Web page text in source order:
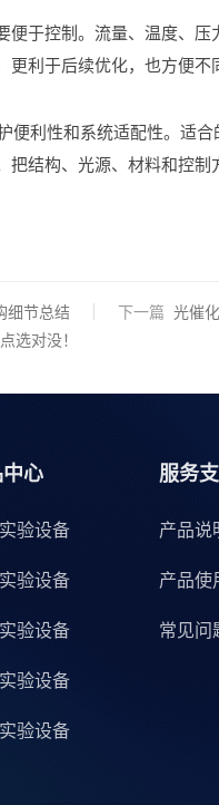
便于控制。流量、温度、
利于后续优化，也方便不
便利性和系统适配性。适
结构、光源、材料和控
细节总结 下一篇 光催
点选对没！
心
验设备
验设备
验设备
验设备
验设备
服务
产品说
产品使
常见问